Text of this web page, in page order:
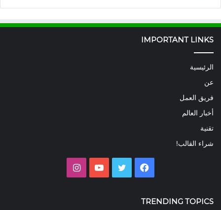
IMPORTANT LINKS
الرئيسية
عن
فريق العمل
أخبار العالم
تقنية
شراء القالب!
فيسبوك تويتر يوتيوب
TRENDING TOPICS